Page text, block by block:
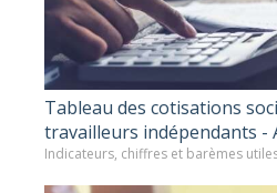
Tableau des cotisations
travailleurs indépendants -
Indicateurs, chiffres et barèmes